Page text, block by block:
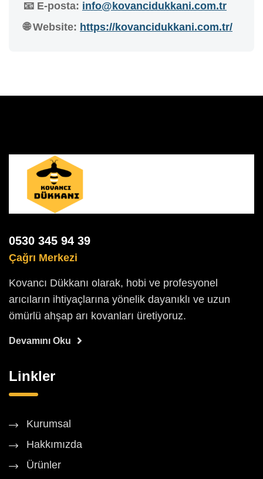
📧 E-posta: info@kovancidukkani.com.tr
🌐 Website: https://kovancidukkani.com.tr/
0530 345 94 39
Çağrı Merkezi
Kovancı Dükkanı olarak, hobi ve profesyonel
arıcıların ihtiyaçlarına yönelik dayanıklı ve uzun
ömürlü ahşap arı kovanları üretiyoruz.
Devamını Oku
Linkler
Kurumsal
Hakkımızda
Ürünler